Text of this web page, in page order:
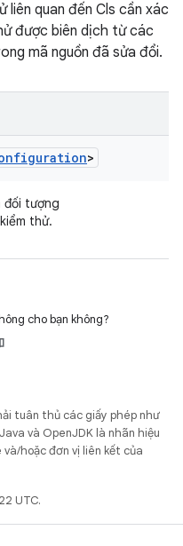
liên quan đến Cls cần xác
được biên dịch từ các
mã nguồn đã sửa đổi.
>
đối tượng
thử.
cho bạn không?
tuân thủ các giấy phép như
và OpenJDK là nhãn hiệu
hoặc đơn vị liên kết của
UTC.